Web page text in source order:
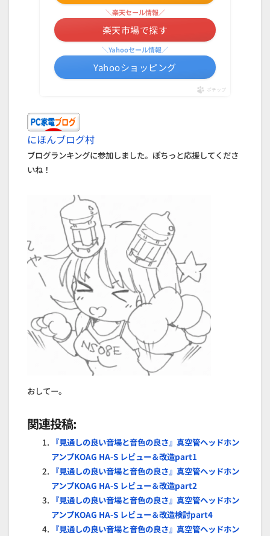
＼楽天セール情報／
楽天市場で探す
＼Yahooセール情報／
Yahooショッピング
ポチップ
にほんブログ村
ブログランキングに参加しました。ぽちっと応援してくださ
いね！
おしてー。
関連投稿:
『見通しの良い音場と音色の良さ』真空管ヘッドホン
アンプKOAG HA-S レビュー＆改造part1
『見通しの良い音場と音色の良さ』真空管ヘッドホン
アンプKOAG HA-S レビュー＆改造part2
『見通しの良い音場と音色の良さ』真空管ヘッドホン
アンプKOAG HA-S レビュー＆改造検討part4
『見通しの良い音場と音色の良さ』真空管ヘッドホン